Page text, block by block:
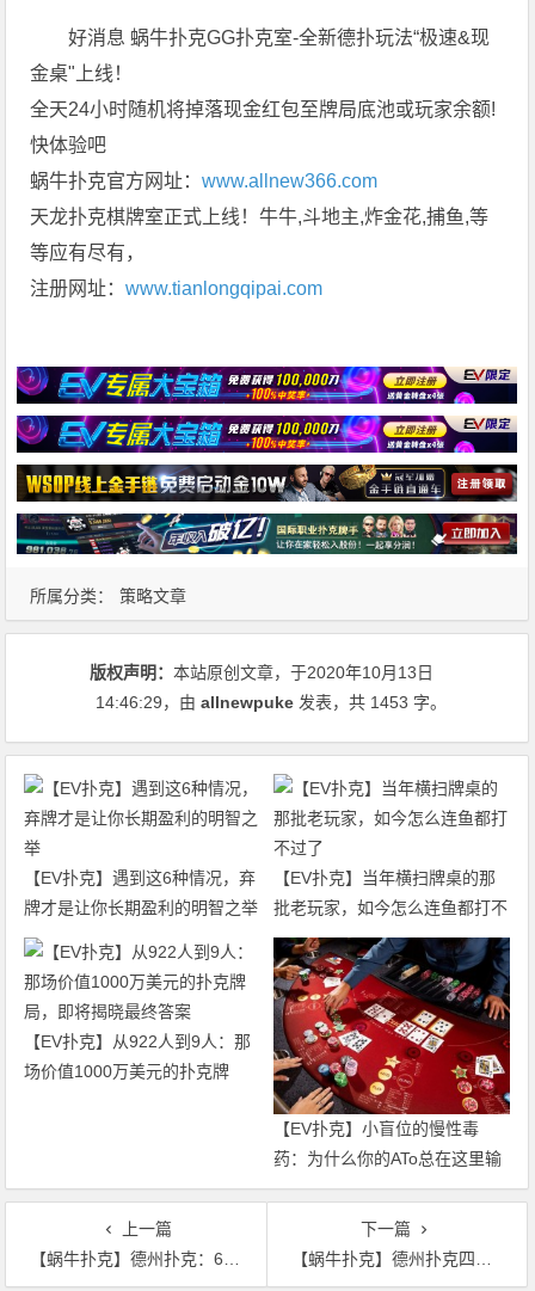
好消息 蜗牛扑克GG扑克室-全新德扑玩法“极速&现
金桌"上线！
全天24小时随机将掉落现金红包至牌局底池或玩家余额!
快体验吧
蜗牛扑克官方网址：www.allnew366.com
天龙扑克棋牌室正式上线！牛牛,斗地主,炸金花,捕鱼,等
等应有尽有，
注册网址：www.tianlongqipai.com
所属分类： 策略文章
版权声明：本站原创文章，于2020年10月13日
14:46:29，由allnewpuke 发表，共 1453 字。
【EV扑克】遇到这6种情况，弃
牌才是让你长期盈利的明智之举
【EV扑克】当年横扫牌桌的那
批老玩家，如今怎么连鱼都打不
过了
【EV扑克】从922人到9人：那
场价值1000万美元的扑克牌
【EV扑克】小盲位的慢性毒
药：为什么你的ATo总在这里输
钱？
上一篇
【蜗牛扑克】德州扑克：6高 vs 5高，6高摊牌胜！
下一篇
【蜗牛扑克】德州扑克四点迹象，让你知道自己的牌技是否已经优秀